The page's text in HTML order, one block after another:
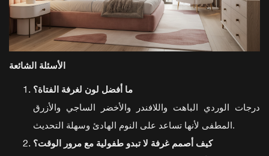
الأسئلة الشائعة
ما أفضل لون لغرفة الفتاة؟
درجات الوردي الباهت واللافندر والأخضر الساجي والأزرق
المطفى لأنها تساعد على النوم الهادئ وسهلة التحديث.
كيف أصمم غرفة لا تبدو طفولية مع مرور الوقت؟